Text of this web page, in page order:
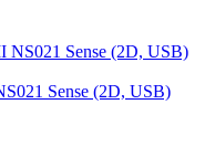
Sense (2D, USB)